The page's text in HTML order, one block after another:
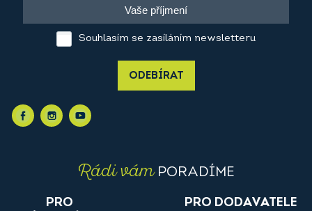
Souhlasím se zasíláním newsletteru
ODEBÍRAT
Rádi vámPORADÍME
PRO
PRO DODAVATELE